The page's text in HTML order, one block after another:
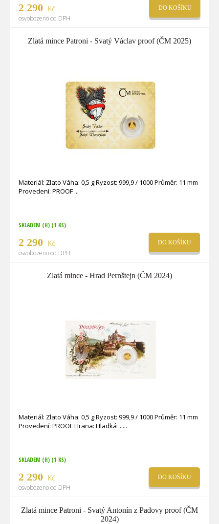
2 290 Kč
osvobozeno od DPH
DO KOŠÍKU
Zlatá mince Patroni - Svatý Václav proof (ČM 2025)
Materiál: Zlato Váha: 0,5 g Ryzost: 999,9 / 1000 Průměr: 11 mm
Provedení: PROOF
SKLADEM (H) (1 KS)
2 290 Kč
osvobozeno od DPH
DO KOŠÍKU
Zlatá mince - Hrad Pernštejn (ČM 2024)
Materiál: Zlato Váha: 0,5 g Ryzost: 999,9 / 1000 Průměr: 11 mm
Provedení: PROOF Hrana: Hladká ...
SKLADEM (H) (1 KS)
2 290 Kč
osvobozeno od DPH
DO KOŠÍKU
Zlatá mince Patroni - Svatý Antonín z Padovy proof (ČM
2024)